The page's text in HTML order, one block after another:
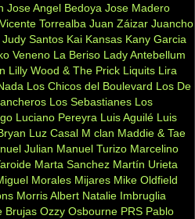
Jose Angel Bedoya Jose Madero
Torrealba Juan Záizar Juancho
Judy Santos Kai Kansas Kany Garcia
Veneno La Beriso Lady Antebellum
Lilly Wood & The Prick Liquits Lira
Los Chicos del Boulevard Los De
Los Sebastianes Los
Luciano Pereyra Luis Aguilé Luis
Luz Casal M clan Maddie & Tae
Julian Manuel Turizo Marcelino
Marta Sanchez Martín Urieta
Morales Mijares Mike Oldfield
Morris Albert Natalie Imbruglia
Brujas Ozzy Osbourne PRS Pablo